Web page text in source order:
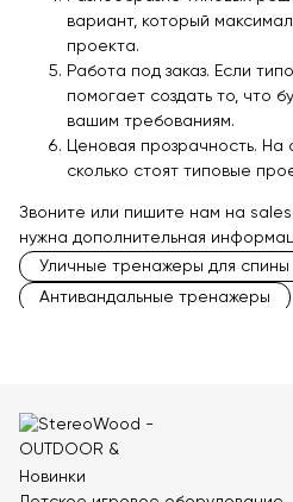
вариант, который
проекта.
Работа под заказ. Если
помогает создать то, что
вашим требованиям.
Ценовая прозрачность. На
сколько стоят типовые
Звоните или пишите нам на
нужна дополнительная
Уличные тренажеры для спины
Антивандальные тренажеры
Уличные тренажеры для пресса
Уличные шведские стенки
Уличные спортивные комплексы
Новинки